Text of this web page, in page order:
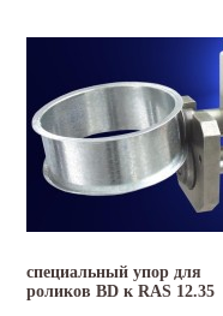
специальный упор для
роликов BD к RAS 12.35